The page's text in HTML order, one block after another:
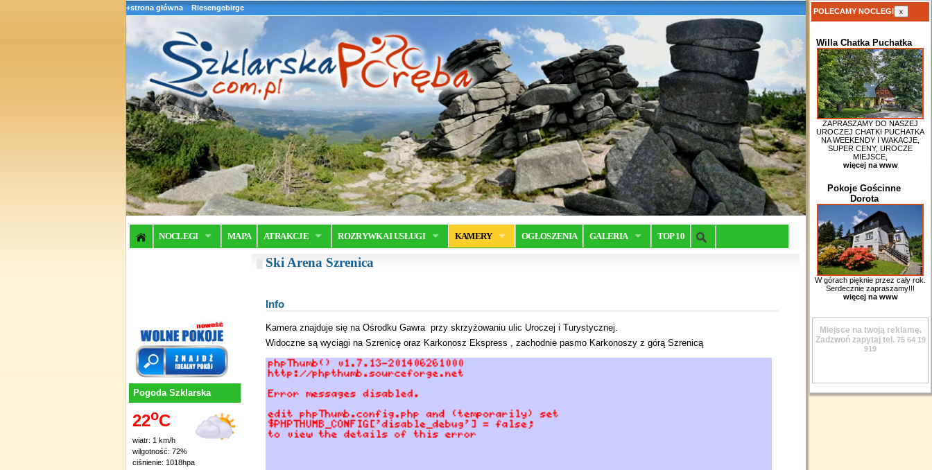
+strona główna Riesengebirge
NOCLEGI MAPA ATRAKCJE ROZRYWKA I USŁUGI KAMERY OGŁOSZENIA GALERIA TOP 10
Pogoda Szklarska
22oC
wiatr: 1 km/h
wilgotność: 72%
ciśnienie: 1018hpa
Ski Arena Szrenica
Info
Kamera znajduje się na Ośrodku Gawra przy skrzyżowaniu ulic Uroczej i Turystycznej.
Widoczne są wyciągi na Szrenicę oraz Karkonosz Ekspress , zachodnie pasmo Karkonoszy z górą Szrenicą
POLECAMY NOCLEGI x
Willa Chatka Puchatka
ZAPRASZAMY DO NASZEJ
UROCZEJ CHATKI PUCHATKA
NA WEEKENDY I WAKACJE,
SUPER CENY, UROCZE
MIEJSCE,
więcej na www
Pokoje Gościnne
Dorota
W górach pięknie przez cały rok.
Serdecznie zapraszamy!!!
więcej na www
Miejsce na twoją reklamę.
Zadzwoń zapytaj tel. 75 64 19
919